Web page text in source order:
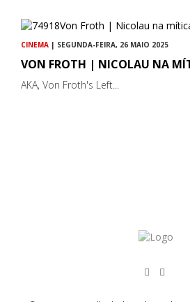
CINEMA | SEGUNDA-FEIRA, 26 MAIO 2025
VON FROTH | NICOLAU NA
AKA, Von Froth's Left...